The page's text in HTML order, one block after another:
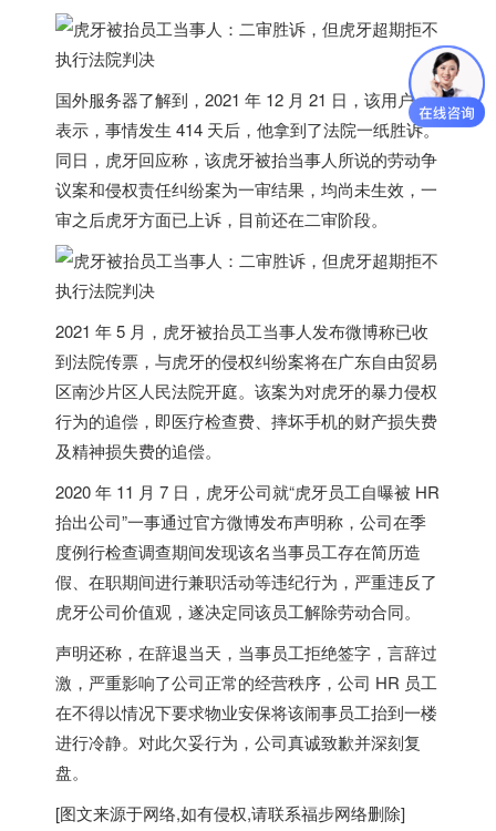
国外服务器了解到，2021 年 12 月 21 日，该用户曾
表示，事情发生 414 天后，他拿到了法院一纸胜诉。
同日，虎牙回应称，该虎牙被抬当事人所说的劳动争
议案和侵权责任纠纷案为一审结果，均尚未生效，一
审之后虎牙方面已上诉，目前还在二审阶段。
2021 年 5 月，虎牙被抬员工当事人发布微博称已收
到法院传票，与虎牙的侵权纠纷案将在广东自由贸易
区南沙片区人民法院开庭。该案为对虎牙的暴力侵权
行为的追偿，即医疗检查费、摔坏手机的财产损失费
及精神损失费的追偿。
2020 年 11 月 7 日，虎牙公司就“虎牙员工自曝被 HR
抬出公司”一事通过官方微博发布声明称，公司在季
度例行检查调查期间发现该名当事员工存在简历造
假、在职期间进行兼职活动等违纪行为，严重违反了
虎牙公司价值观，遂决定同该员工解除劳动合同。
声明还称，在辞退当天，当事员工拒绝签字，言辞过
激，严重影响了公司正常的经营秩序，公司 HR 员工
在不得以情况下要求物业安保将该闹事员工抬到一楼
进行冷静。对此欠妥行为，公司真诚致歉并深刻复
盘。
[图文来源于网络,如有侵权,请联系福步网络删除]